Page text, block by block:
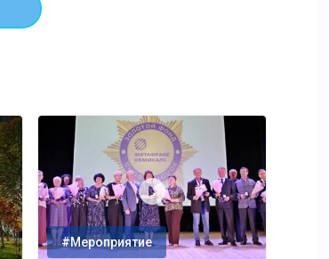
#Мероприятие
Штурмовик огня. Казак Алексей
Коробов после возвращения со
спецоперации сделал
реальностью свою детскую
мечту